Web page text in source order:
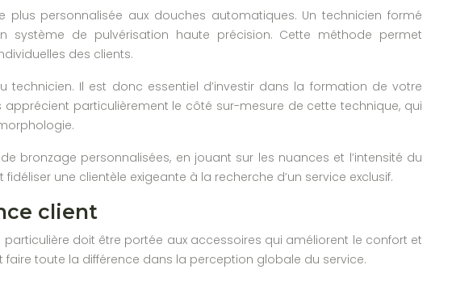
personnalisée aux douches automatiques. Un technicien formé
système de pulvérisation haute précision. Cette méthode permet
des clients.
Il est donc essentiel d’investir dans la formation de votre
particulièrement le côté sur-mesure de cette technique, qui
bronzage personnalisées, en jouant sur les nuances et l’intensité du
une clientèle exigeante à la recherche d’un service exclusif.
client
doit être portée aux accessoires qui améliorent le confort et
toute la différence dans la perception globale du service.